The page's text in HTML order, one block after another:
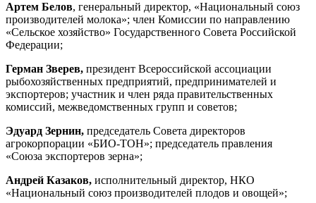
Артем Белов, генеральный директор, «Национальный союз
производителей молока»; член Комиссии по направлению
«Сельское хозяйство» Государственного Совета Российской
Федерации;
Герман Зверев, президент Всероссийской ассоциации
рыбохозяйственных предприятий, предпринимателей и
экспортеров; участник и член ряда правительственных
комиссий, межведомственных групп и советов;
Эдуард Зернин, председатель Совета директоров
агрокорпорации «БИО-ТОН»; председатель правления
«Союза экспортеров зерна»;
Андрей Казаков, исполнительный директор, НКО
«Национальный союз производителей плодов и овощей»;